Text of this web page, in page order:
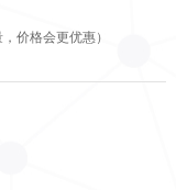
价格会更优惠）